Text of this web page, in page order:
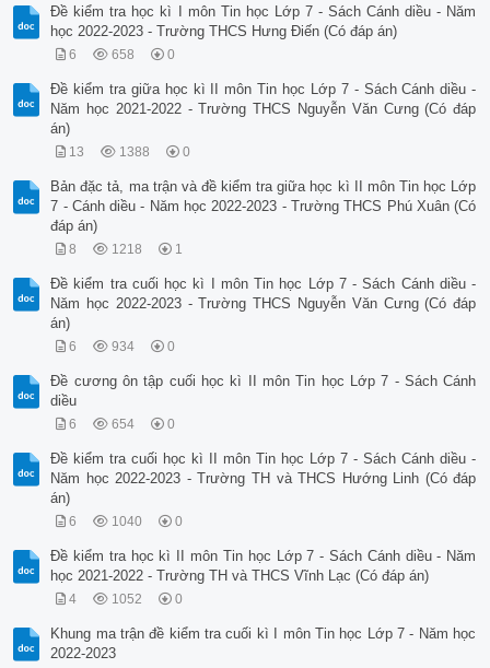
Đề kiểm tra học kì I môn Tin học Lớp 7 - Sách Cánh diều - Năm
học 2022-2023 - Trường THCS Hưng Điến (Có đáp án)
6 658 0
Đề kiểm tra giữa học kì II môn Tin học Lớp 7 - Sách Cánh diều -
Năm học 2021-2022 - Trường THCS Nguyễn Văn Cưng (Có đáp
án)
13 1388 0
Bản đặc tả, ma trận và đề kiểm tra giữa học kì II môn Tin học Lớp
7 - Cánh diều - Năm học 2022-2023 - Trường THCS Phú Xuân (Có
đáp án)
8 1218 1
Đề kiểm tra cuối học kì I môn Tin học Lớp 7 - Sách Cánh diều -
Năm học 2022-2023 - Trường THCS Nguyễn Văn Cưng (Có đáp
án)
6 934 0
Đề cương ôn tập cuối học kì II môn Tin học Lớp 7 - Sách Cánh
diều
6 654 0
Đề kiểm tra cuối học kì II môn Tin học Lớp 7 - Sách Cánh diều -
Năm học 2022-2023 - Trường TH và THCS Hướng Linh (Có đáp
án)
6 1040 0
Đề kiểm tra học kì II môn Tin học Lớp 7 - Sách Cánh diều - Năm
học 2021-2022 - Trường TH và THCS Vĩnh Lạc (Có đáp án)
4 1052 0
Khung ma trận đề kiểm tra cuối kì I môn Tin học Lớp 7 - Năm học
2022-2023